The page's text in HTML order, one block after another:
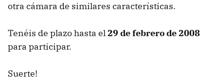
otra cámara de similares características.
Tenéis de plazo hasta el29 de febrero de 2008
para participar.
Suerte!